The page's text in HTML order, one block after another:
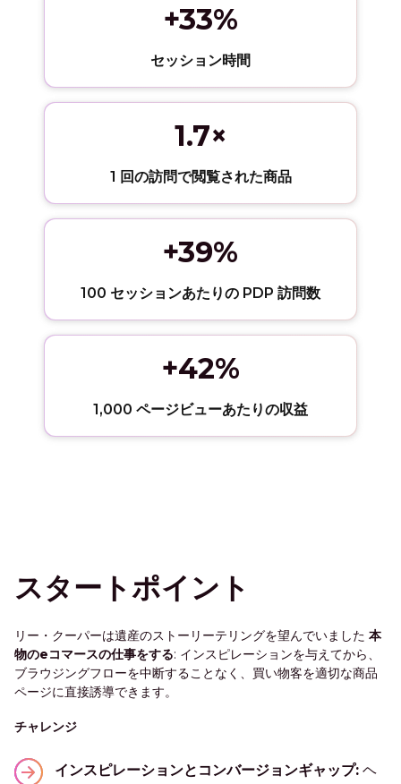
+33%
セッション時間
1.7×
1 回の訪問で閲覧された商品
+39%
100 セッションあたりの PDP 訪問数
+42%
1,000 ページビューあたりの収益
スタートポイント
リー・クーパーは遺産のストーリーテリングを望んでいました 本
物のeコマースの仕事をする: インスピレーションを与えてから、
ブラウジングフローを中断することなく、買い物客を適切な商品
ページに直接誘導できます。
チャレンジ
インスピレーションとコンバージョンギャップ: ヘ